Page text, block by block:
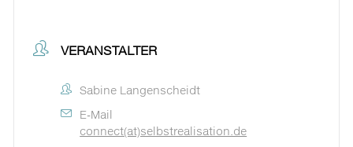
VERANSTALTER
Sabine Langenscheidt
E-Mail
connect(at)selbstrealisation.de